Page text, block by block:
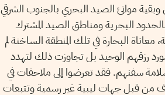
موانئ الصيد البحري بالجنوب الشرقي
البحرية ومناطق الصيد المشترك
معاناة البحارة في تلك المنطقة الساخنة لم
رزقهم الوحيد بل تجاوزت ذلك لتهدد
سفنهم. فقد تعرضوا إلى ملاحقات في
من قبل جهات ليبية غير رسمية وتتبعات